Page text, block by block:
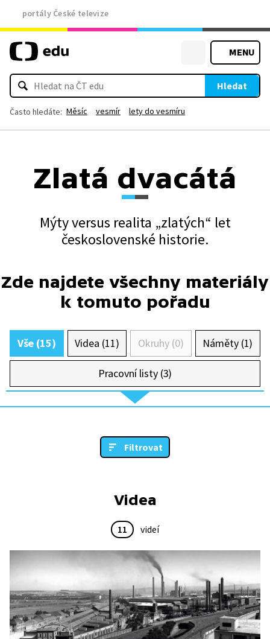
portály České televize
MENU
Hledat
Často hledáte: Měsíc vesmír lety do vesmíru
Zlatá dvacátá
Mýty versus realita „zlatých“ let
československé historie.
Zde najdete všechny materiály
k tomuto pořadu
Vše (15) Videa (11) Okruhy (0) Náměty (1)
Pracovní listy (3)
Filtrovat
Videa
11 videí